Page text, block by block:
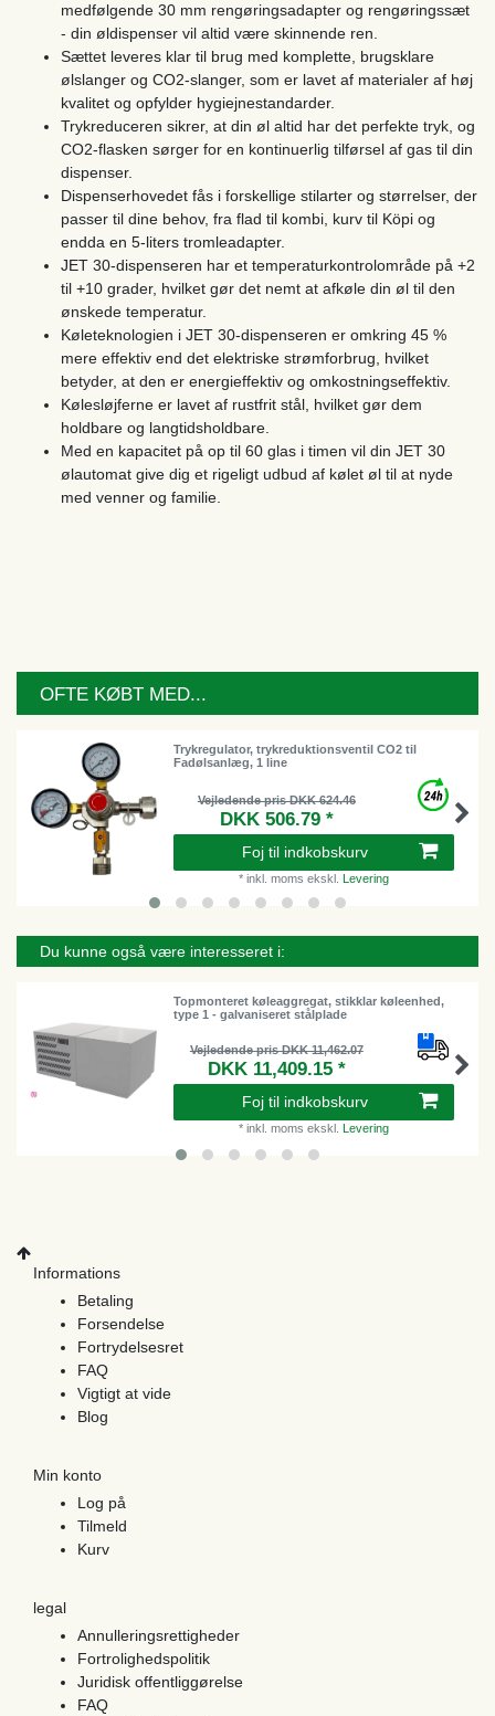
medfølgende 30 mm rengøringsadapter og rengøringssæt
- din øldispenser vil altid være skinnende ren.
Sættet leveres klar til brug med komplette, brugsklare
ølslanger og CO2-slanger, som er lavet af materialer af høj
kvalitet og opfylder hygiejnestandarder.
Trykreduceren sikrer, at din øl altid har det perfekte tryk, og
CO2-flasken sørger for en kontinuerlig tilførsel af gas til din
dispenser.
Dispenserhovedet fås i forskellige stilarter og størrelser, der
passer til dine behov, fra flad til kombi, kurv til Köpi og
endda en 5-liters tromleadapter.
JET 30-dispenseren har et temperaturkontrolområde på +2
til +10 grader, hvilket gør det nemt at afkøle din øl til den
ønskede temperatur.
Køleteknologien i JET 30-dispenseren er omkring 45 %
mere effektiv end det elektriske strømforbrug, hvilket
betyder, at den er energieffektiv og omkostningseffektiv.
Kølesløjferne er lavet af rustfrit stål, hvilket gør dem
holdbare og langtidsholdbare.
Med en kapacitet på op til 60 glas i timen vil din JET 30
ølautomat give dig et rigeligt udbud af kølet øl til at nyde
med venner og familie.
OFTE KØBT MED...
Trykregulator, trykreduktionsventil CO2 til
Fadølsanlæg, 1 line
Vejledende pris DKK 624.46
DKK 506.79 *
Foj til indkobskurv
* inkl. moms ekskl. Levering
Du kunne også være interesseret i:
Topmonteret køleaggregat, stikklar køleenhed,
type 1 - galvaniseret stålplade
Vejledende pris DKK 11,462.07
DKK 11,409.15 *
Foj til indkobskurv
* inkl. moms ekskl. Levering
Informations
Betaling
Forsendelse
Fortrydelsesret
FAQ
Vigtigt at vide
Blog
Min konto
Log på
Tilmeld
Kurv
legal
Annulleringsrettigheder
Fortrolighedspolitik
Juridisk offentliggørelse
FAQ